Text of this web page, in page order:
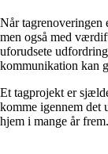
Når tagrenoveringen
men også med
uforudsete
kommunikation kan
Et tagprojekt er
komme igennem det
hjem i mange år frem.